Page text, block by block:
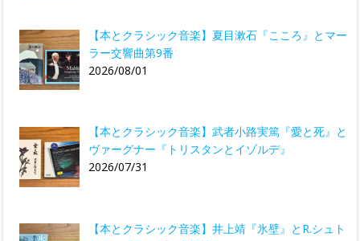
【本とクラシック音楽】夏目漱石『こころ』とマー
ラー交響曲第9番
2026/08/01
【本とクラシック音楽】武者小路実篤『愛と死』と
ヴァーグナー『トリスタンとイゾルデ』
2026/07/31
【本とクラシック音楽】井上靖『氷壁』とR.シュト